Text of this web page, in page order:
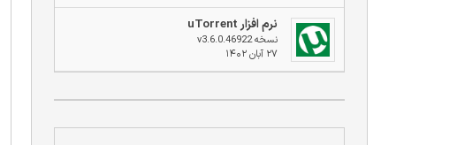
نرم افزار uTorrent
نسخه v3.6.0.46922
۲۷ آبان ۱۴۰۲